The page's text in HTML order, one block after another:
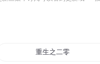
重生之二零零二